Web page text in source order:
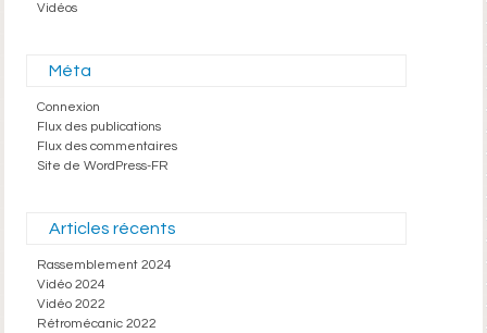
Vidéos
Méta
Connexion
Flux des publications
Flux des commentaires
Site de WordPress-FR
Articles récents
Rassemblement 2024
Vidéo 2024
Vidéo 2022
Rétromécanic 2022